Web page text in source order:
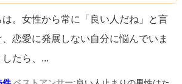
は。女性から常に「良い人だね」と言
、恋愛に発展しない自分に悩んでいま
たら、 ...